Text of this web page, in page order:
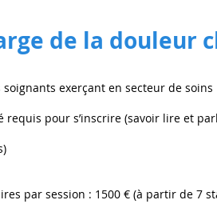
de la douleur
soignants exerçant en secteur de soins
requis pour s’inscrire (savoir lire et
par session : 1500 € (à partir de 7